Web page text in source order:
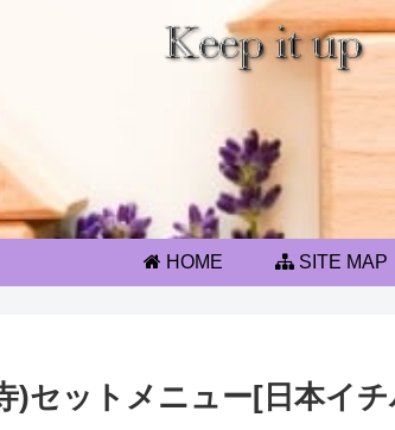
HOME SITE MAP
)セットメニュー[日本イ